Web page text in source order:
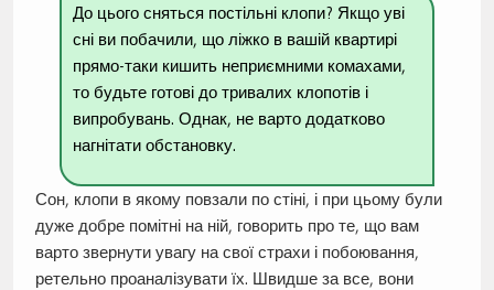
До цього сняться постільні клопи? Якщо уві
сні ви побачили, що ліжко в вашій квартирі
прямо-таки кишить неприємними комахами,
то будьте готові до тривалих клопотів і
випробувань. Однак, не варто додатково
нагнітати обстановку.
Сон, клопи в якому повзали по стіні, і при цьому були
дуже добре помітні на ній, говорить про те, що вам
варто звернути увагу на свої страхи і побоювання,
ретельно проаналізувати їх. Швидше за все, вони